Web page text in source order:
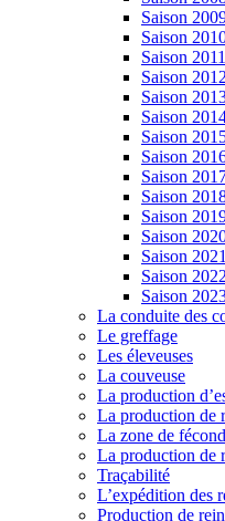
Saison
Saison
Saison 2011
Saison 2012
Saison
Saison
Saison
Saison
Saison
Saison
Saison
Saison
Saison 2021
Saison 2022
Saison
La conduite des
Le greffage
Les éleveuses
La couveuse
La production
La production de
La zone de
La production de
Traçabilité
L’expédition des
Production de